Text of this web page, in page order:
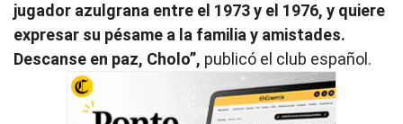
jugador azulgrana entre el 1973 y el 1976, y quiere
expresar su pésame a la familia y amistades.
Descanse en paz, Cholo”, publicó el club español.